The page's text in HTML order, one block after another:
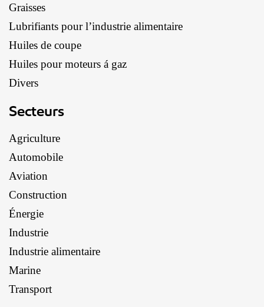
Graisses
Lubrifiants pour l’industrie alimentaire
Huiles de coupe
Huiles pour moteurs á gaz
Divers
Secteurs
Agriculture
Automobile
Aviation
Construction
Énergie
Industrie
Industrie alimentaire
Marine
Transport